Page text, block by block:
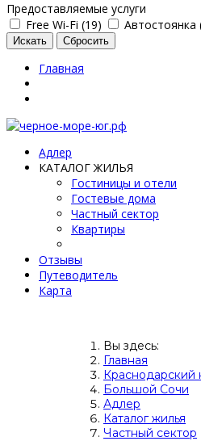
Предоставляемые услуги
Free Wi-Fi (19)
Автостоянка
Главная
Адлер
КАТАЛОГ ЖИЛЬЯ
Гостиницы и отели
Гостевые дома
Частный сектор
Квартиры
Отзывы
Путеводитель
Карта
Вы здесь:
Главная
Краснодарский
Большой Сочи
Адлер
Каталог жилья
Частный сектор